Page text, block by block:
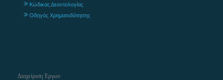
Κώδικας Δεοντολογίας
Οδηγός Χρηματοδότησης
Διαχείριση Έργων